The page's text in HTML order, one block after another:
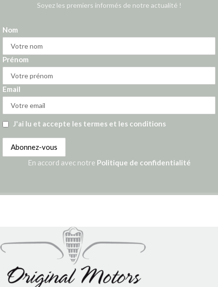
Soyez les premiers informés de notre actualité !
Nom
Prénom
Email
J'ai lu et accepte les termes et les conditions
En accord avec notre Politique de confidentialité